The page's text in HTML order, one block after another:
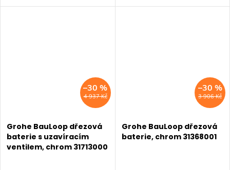
4 937 Kč
–30 %
Grohe BauLoop dřezová
baterie s uzavíracím
ventilem, chrom 31713000
3 906 Kč
–30 %
Grohe BauLoop dřezová
baterie, chrom 31368001